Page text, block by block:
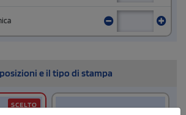
e il tipo di stampa
SCELTO